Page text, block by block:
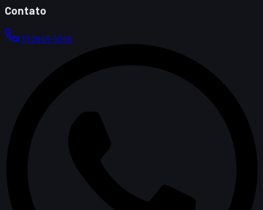
Contato
(11) 2645-1045